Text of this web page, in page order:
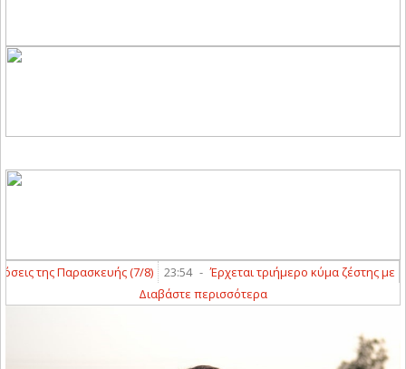
της Παρασκευής (7/8) 23:54 - Έρχεται τριήμερο κύμα ζέστης με
Διαβάστε περισσότερα